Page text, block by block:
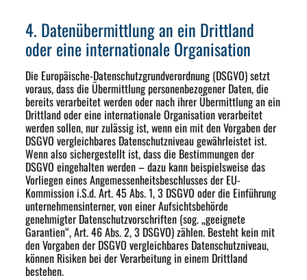
4. Datenübermittlung an ein Drittland
oder eine internationale Organisation
Die Europäische-Datenschutzgrundverordnung (DSGVO) setzt
voraus, dass die Übermittlung personenbezogener Daten, die
bereits verarbeitet werden oder nach ihrer Übermittlung an ein
Drittland oder eine internationale Organisation verarbeitet
werden sollen, nur zulässig ist, wenn ein mit den Vorgaben der
DSGVO vergleichbares Datenschutzniveau gewährleistet ist.
Wenn also sichergestellt ist, dass die Bestimmungen der
DSGVO eingehalten werden – dazu kann beispielsweise das
Vorliegen eines Angemessenheitsbeschlusses der EU-
Kommission i.S.d. Art. 45 Abs. 1, 3 DSGVO oder die Einführung
unternehmensinterner, von einer Aufsichtsbehörde
genehmigter Datenschutzvorschriften (sog. „geeignete
Garantien“, Art. 46 Abs. 2, 3 DSGVO) zählen. Besteht kein mit
den Vorgaben der DSGVO vergleichbares Datenschutzniveau,
können Risiken bei der Verarbeitung in einem Drittland
bestehen.